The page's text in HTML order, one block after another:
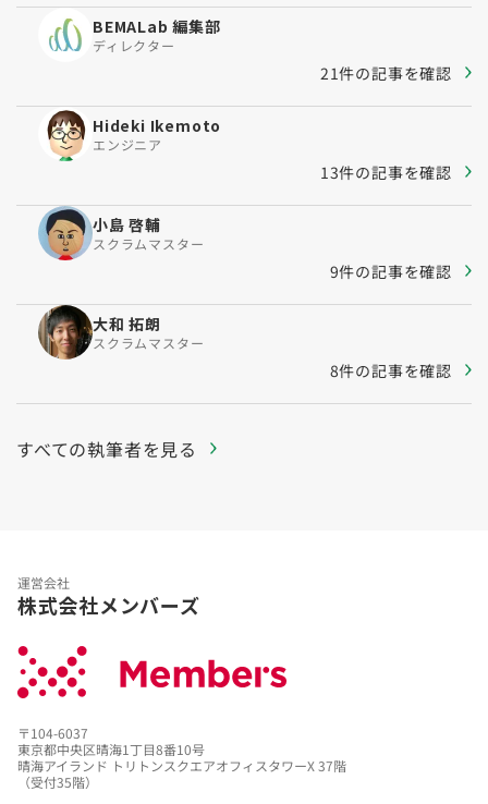
BEMALab 編集部
ディレクター
21件の記事を確認
Hideki Ikemoto
エンジニア
13件の記事を確認
小島 啓輔
スクラムマスター
9件の記事を確認
大和 拓朗
スクラムマスター
8件の記事を確認
すべての執筆者を見る
運営会社
株式会社メンバーズ
〒104-6037
東京都中央区晴海1丁目8番10号
晴海アイランド トリトンスクエアオフィスタワーX 37階
（受付35階）